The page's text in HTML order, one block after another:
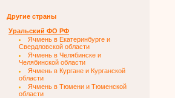
Другие страны
Уральский ФО РФ
Ячмень в Екатеринбурге и
Свердловской области
Ячмень в Челябинске и
Челябинской области
Ячмень в Кургане и Курганской
области
Ячмень в Тюмени и Тюменской
области